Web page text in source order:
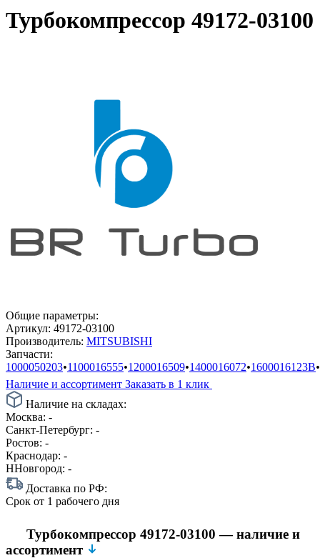
Турбокомпрессор 49172-03100
Общие параметры:
Артикул: 49172-03100
Производитель: MITSUBISHI
Запчасти:
1000050203•1100016555•1200016509•1400016072•1600016123B•
Наличие и ассортимент Заказать в 1 клик
Наличие на складах:
Москва: -
Санкт-Петербург: -
Ростов: -
Краснодар: -
ННовгород: -
Доставка по РФ:
Срок от 1 рабочего дня
Турбокомпрессор 49172-03100 — наличие и
ассортимент